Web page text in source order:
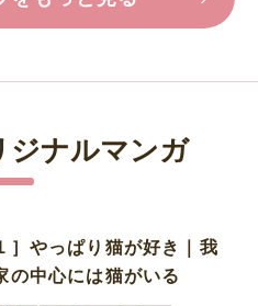
ジナルマンガ
］やっぱり猫が好き｜我
の中心には猫がいる